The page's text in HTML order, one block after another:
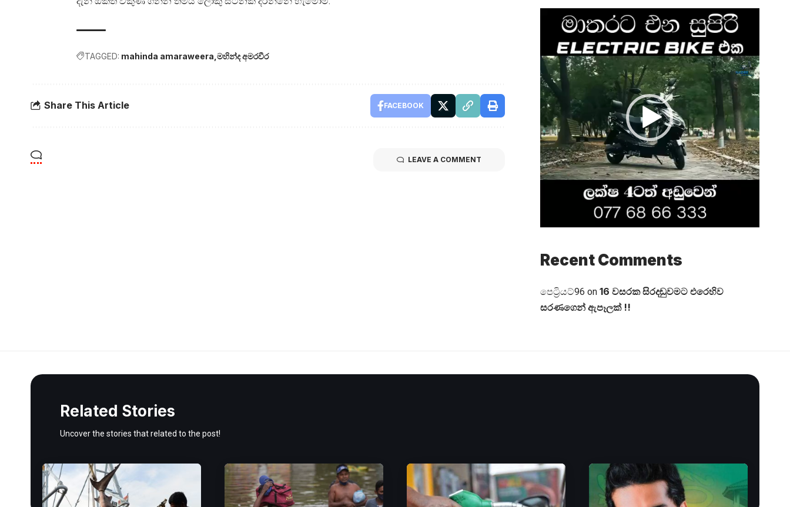
TAGGED: mahinda amaraweera මහින්ද අමරවීර
Share This Article FACEBOOK
LEAVE A COMMENT
Video
Player
Recent Comments
පෙට්‍රියට්96 on 16 වසරක සිරදඬුවමට එරෙහිව
සරණගෙන් ඇපෑලක් !!
Related Stories
Uncover the stories that related to the post!